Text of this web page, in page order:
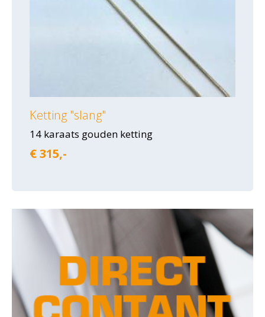
Ketting "slang"
14 karaats gouden ketting
€ 315,-